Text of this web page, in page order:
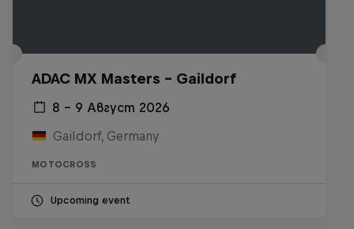
ADAC MX Masters – Gaildorf
8 – 9 Август 2026
Gaildorf, Germany
MOTOCROSS
Upcoming event